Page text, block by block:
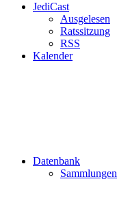
JediCast
Ausgelesen
Ratssitzung
RSS
Kalender
Datenbank
Sammlungen